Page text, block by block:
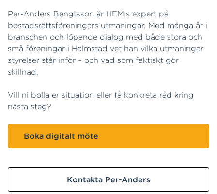
Per-Anders Bengtsson är HEM:s expert på
bostadsrättsföreningars utmaningar. Med många år i
branschen och löpande dialog med både stora och
små föreningar i Halmstad vet han vilka utmaningar
styrelser står inför – och vad som faktiskt gör
skillnad.
Vill ni bolla er situation eller få konkreta råd kring
nästa steg?
Boka digitalt möte
Kontakta Per-Anders